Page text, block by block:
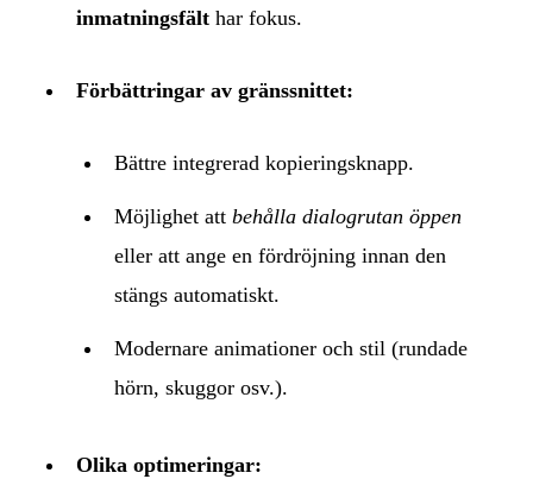
inmatningsfält har fokus.
Förbättringar av gränssnittet:
Bättre integrerad kopieringsknapp.
Möjlighet att behålla dialogrutan öppen
eller att ange en fördröjning innan den
stängs automatiskt.
Modernare animationer och stil (rundade
hörn, skuggor osv.).
Olika optimeringar: